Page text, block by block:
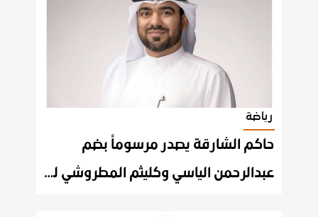
رياضة
حاكم الشارقة يصدر مرسوماً بضم
عبدالرحمن الياسي وكليثم المطروشي لمجلس الشارقة الرياضي